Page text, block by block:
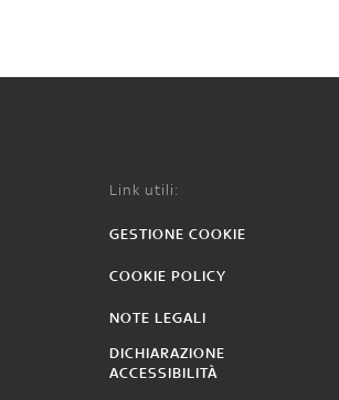
Link utili:
GESTIONE COOKIE
COOKIE POLICY
NOTE LEGALI
DICHIARAZIONE
ACCESSIBILITÀ